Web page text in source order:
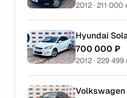
2012 · 211
Hyundai
700 000 ₽
2012 · 229